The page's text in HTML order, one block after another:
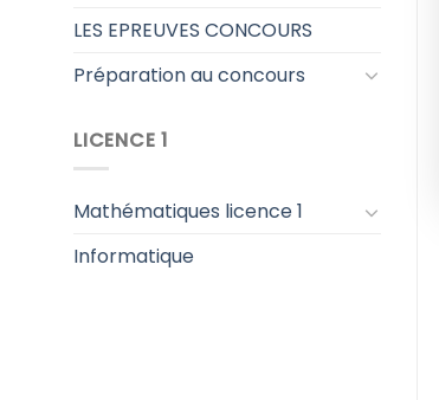
LES EPREUVES CONCOURS
Préparation au concours
LICENCE 1
Mathématiques licence 1
Informatique